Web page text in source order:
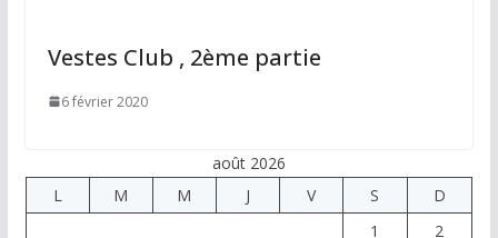
Vestes Club , 2ème partie
6 février 2020
août 2026
L
M M J V S
D
1
2